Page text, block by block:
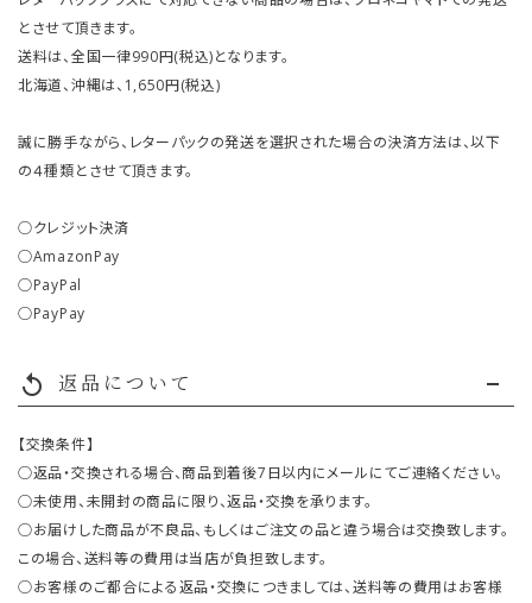
とさせて頂きます。
送料は、全国一律990円(税込)となります。
北海道、沖縄は、1,650円(税込)
誠に勝手ながら、レターパックの発送を選択された場合の決済方法は、以下
の４種類とさせて頂きます。
○クレジット決済
○AmazonPay
○PayPal
○PayPay
replay 返品について
【交換条件】
○返品・交換される場合、商品到着後7日以内にメールにてご連絡ください。
○未使用、未開封の商品に限り、返品・交換を承ります。
○お届けした商品が不良品、もしくはご注文の品と違う場合は交換致します。
この場合、送料等の費用は当店が負担致します。
○お客様のご都合による返品・交換につきましては、送料等の費用はお客様